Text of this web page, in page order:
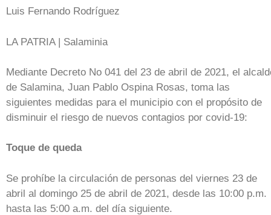
Luis Fernando Rodríguez
LA PATRIA | Salaminia
Mediante Decreto No 041 del 23 de abril de 2021, el
de Salamina, Juan Pablo Ospina Rosas, toma las
siguientes medidas para el municipio con el propósito de
disminuir el riesgo de nuevos contagios por covid-19:
Toque de queda
Se prohíbe la circulación de personas del viernes 23 de
abril al domingo 25 de abril de 2021, desde las 10:00 p.m.
hasta las 5:00 a.m. del día siguiente.